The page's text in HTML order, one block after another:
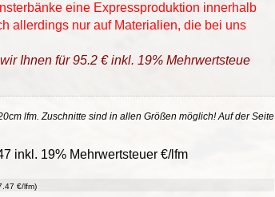
eine Expressproduktion innerhalb
allerdings nur auf Materialien, die bei uns
Ihnen für 95.2 € inkl. 19% Mehrwertsteue
lfm. Zuschnitte sind in allen Größen möglich! Auf der Seite
inkl. 19% Mehrwertsteuer €/lfm
€/lfm)